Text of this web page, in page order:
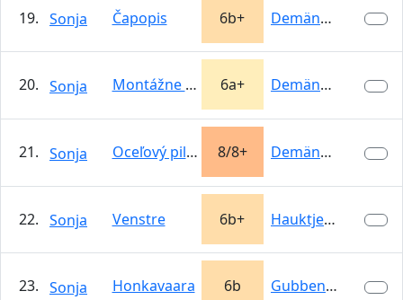
19. Sonja Čapopis 6b+ Demänovská…
20. Sonja Montážne nemehlo 6a+ Demänovská…
21. Sonja Oceľový pilier 8/8+ Demänovská…
22. Sonja Venstre 6b+ Hauktjern
23. Sonja Honkavaara 6b Gubben i Berget